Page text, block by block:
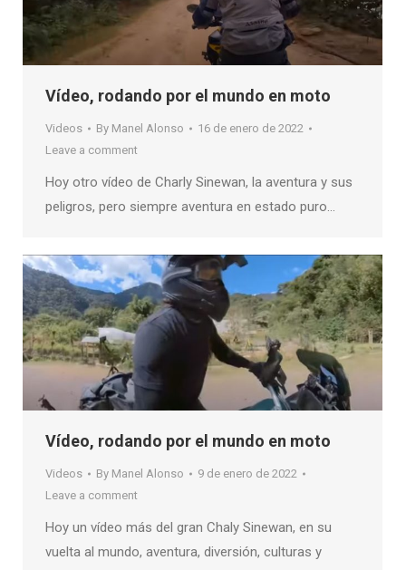
Vídeo, rodando por el mundo en moto
Videos By Manel Alonso
16 de enero de 2022
Leave a comment
Hoy otro vídeo de Charly Sinewan, la aventura y sus
peligros, pero siempre aventura en estado puro…
Vídeo, rodando por el mundo en moto
Videos By Manel Alonso
9 de enero de 2022
Leave a comment
Hoy un vídeo más del gran Chaly Sinewan, en su
vuelta al mundo, aventura, diversión, culturas y